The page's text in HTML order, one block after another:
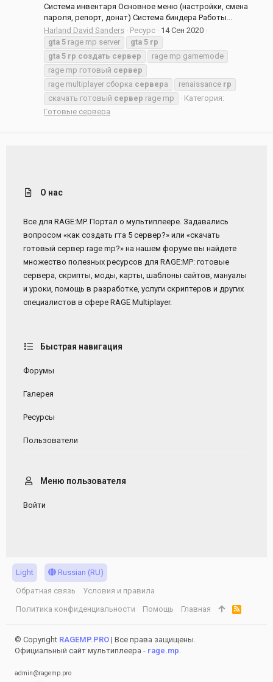
Система инвентаря Основное меню (настройки, смена
пароля, репорт, донат) Система биндера Работы...
Harland David Sanders
Ресурс
14 Сен 2020
gta 5 rage mp server gta 5 rp
gta 5 rp создать сервер
rage mp gamemode
rage mp готовый сервер
rage multiplayer сборка сервера renaissance rp
скачать готовый сервер rage mp
Категория:
Готовые сервера
О нас
Все для RAGE:MP. Портал о мультиплеере. Задавались
вопросом «как создать гта 5 сервер?» или «скачать
готовый сервер rage mp?» на нашем форуме вы найдете
множество полезных ресурсов для RAGE:MP: готовые
сервера, скрипты, моды, карты, шаблоны сайтов, мануалы
и уроки, помощь в разработке, услуги скриптеров и других
специалистов в сфере RAGE Multiplayer.
Быстрая навигация
Форумы
Галерея
Ресурсы
Пользователи
Меню пользователя
Войти
Light
Russian (RU)
Обратная связь
Условия и правила
Политика конфиденциальности
Помощь Главная
R
S
S
© Copyright RAGEMP.PRO | Все права защищены.
Официальный сайт мультиплеера - rage.mp.
admin@ragemp.pro